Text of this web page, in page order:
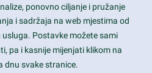
Mountain View, CA 94043
ponovno ciljanje i pružanje
i sadržaja na web mjestima od
Postavke možete sami
pa i kasnije mijenjati klikom na
dnu svake stranice.